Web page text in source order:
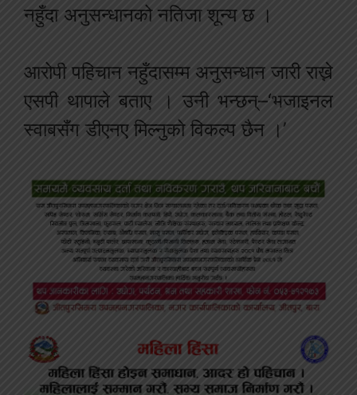
नहुँदा अनुसन्धानको नतिजा शून्य छ ।
आरोपी पहिचान नहुँदासम्म अनुसन्धान जारी राख्ने
एसपी थापाले बताए । उनी भन्छन्–‘भजाइनल
स्वाबसँग डीएनए मिल्नुको विकल्प छैन ।’